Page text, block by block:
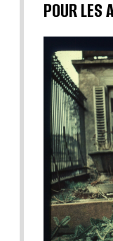
POUR LES